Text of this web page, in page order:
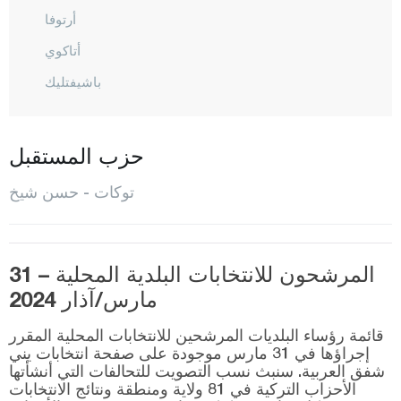
أرتوفا
أتاكوي
باشيفتليك
بركتلي
شامليجا
جيفرلي
جيمي تكا
دمبرجيلي
أمير سيد
إيربا
حزب المستقبل
توكات - حسن شيخ
المرشحون للانتخابات البلدية المحلية – 31
مارس/آذار 2024
قائمة رؤساء البلديات المرشحين للانتخابات المحلية المقرر
إجراؤها في 31 مارس موجودة على صفحة انتخابات يني
شفق العربية. سنبث نسب التصويت للتحالفات التي أنشأتها
الأحزاب التركية في 81 ولاية ومنطقة ونتائج الانتخابات